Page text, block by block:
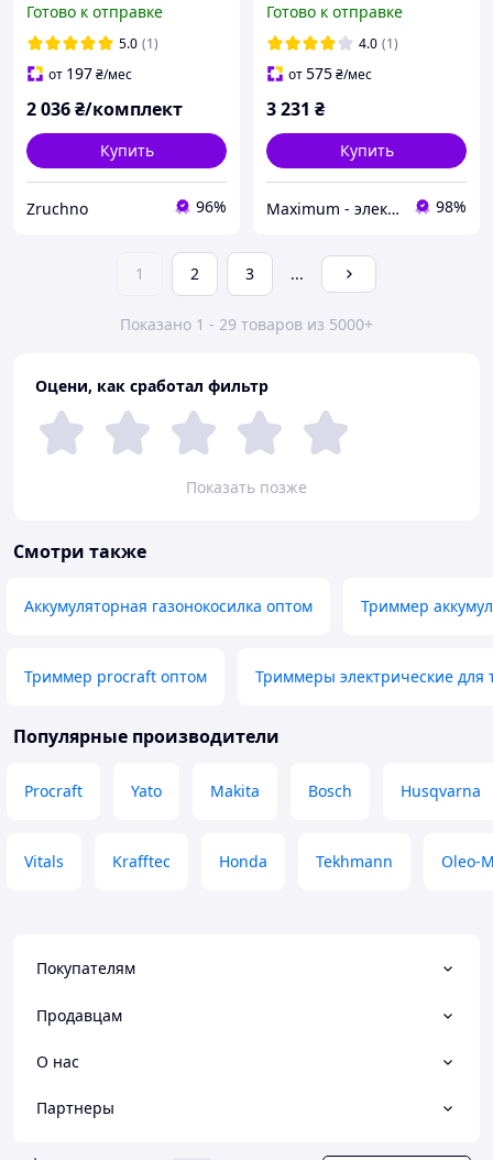
электрокоса (Триммер
коса мощная с двумя
аккумуляторами) Ручный
тример
Готово к отправке
5.0 (1)
от 197₴/мес
2 036₴/комплект
Купить
Zruchno 96%
Триммер для огорода (
2+1 ,Ранцевый ремень)
Готово к отправке
4.0 (1)
от575₴/мес
3 231 ₴
Купить
Maximum - электрические и бензиновый инструмент 98%
1 2 3 ...
Показано 1 - 29 товаров из 5000+
Оцени, как сработал фильтр
Показать позже
Смотри также
Аккумуляторная газонокосилка оптом Триммер
Триммер procraft оптом Триммеры электрические для
Популярные производители
Procraft Yato Makita Bosch Husqvarna
Vitals Krafftec Honda Tekhmann Oleo-
Покупателям
Продавцам
О нас
Партнеры